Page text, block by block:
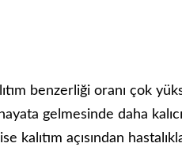
benzerliği oranı çok
gelmesinde daha
kalıtım açısından